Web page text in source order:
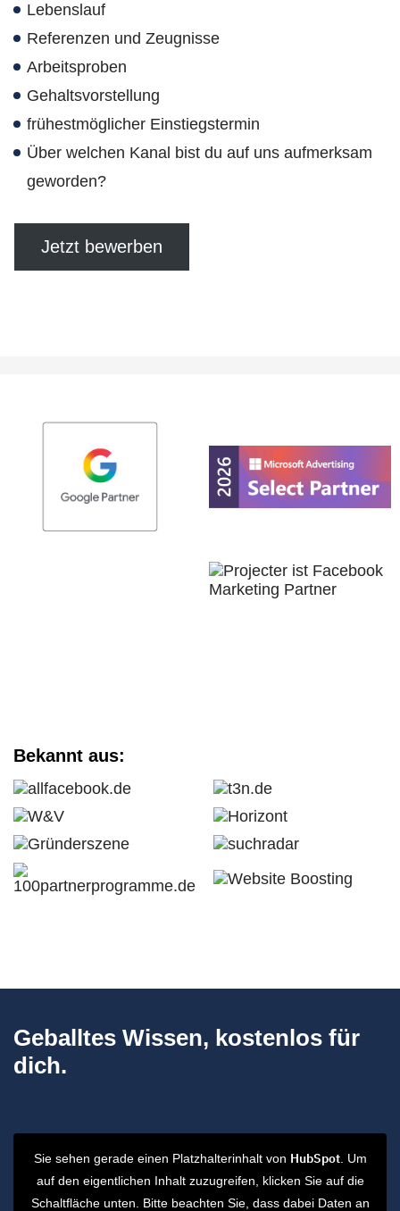
Lebenslauf
Referenzen und Zeugnisse
Arbeitsproben
Gehaltsvorstellung
frühestmöglicher Einstiegstermin
Über welchen Kanal bist du auf uns aufmerksam
geworden?
Jetzt bewerben
Bekannt aus:
Geballtes Wissen, kostenlos für
dich.
Sie sehen gerade einen Platzhalterinhalt von HubSpot. Um
auf den eigentlichen Inhalt zuzugreifen, klicken Sie auf die
Schaltfläche unten. Bitte beachten Sie, dass dabei Daten an